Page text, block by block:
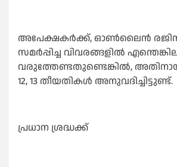
അപേക്ഷകർക്ക്, ഓണ്‍ലൈൻ
സമർപ്പിച്ച വിവരങ്ങളില്‍
വരുത്തേണ്ടതുണ്ടെങ്കില്‍,
12, 13 തീയതികള്‍ അനുവദിച്ചിട്ടുണ്ട്.
പ്രധാന ശ്രദ്ധക്ക്